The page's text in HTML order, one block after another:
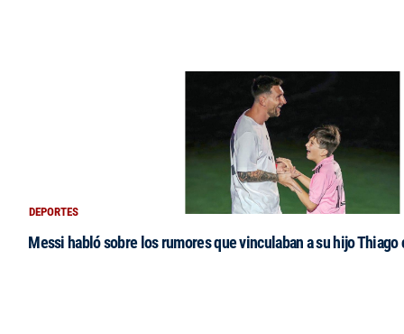
DEPORTES
Messi habló sobre los rumores que vinculaban a su hijo Thiago